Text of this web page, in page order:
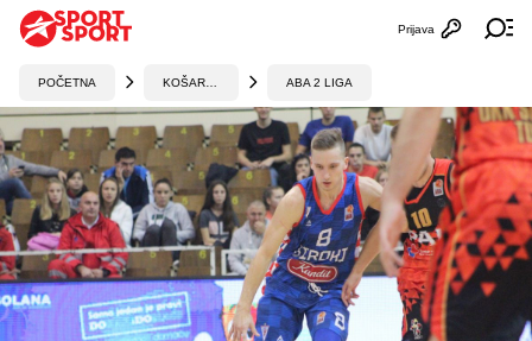
Otvori
Prijava
POČETNA ABA 2 LIGA